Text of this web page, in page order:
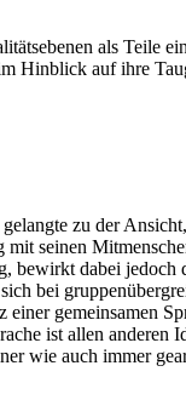
als Teile
Hinblick auf ihre
zu der
seinen
bewirkt dabei jedoch
bei
gemeinsamen
ist allen
wie auch immer